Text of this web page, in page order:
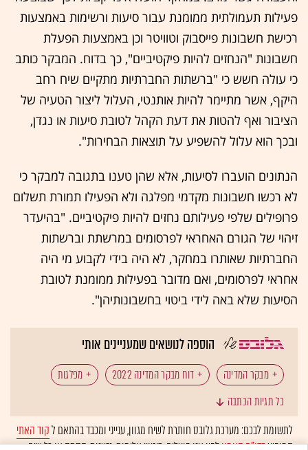
פעילות תעמולתית ממומנת עבור סיעות ורשימות באמצעות
רכישת חשבונות פייסבוק וטוויטר וכן באמצעות הפעלת
חשבונות "הנחזים להיות פיקטיביים", כך בדוח. המבקר כותב
כי עולה חשש כי "ברשתות החברתיות מתקיים שיח רחב
היקף, אשר מתיימר להיות אותנטי, העלול ליצור הטעיה של
הציבור ואף להטות את דעת הקהל לטובת סיעות או נגדן,
ובכך הוא עלול להשפיע על תוצאות הבחירות".
הנתונים הועברו לסיעות, אלא שהן טענו בתגובה למבקר כי
לא רכשו חשבונות מקדמי מפלגה ולא הפעילו תמורת תשלום
פרופילים שלפי פעילותם נחזים להיות פיקטיביים. "בהיעדר
זיהוי של הגורם האחראי לפרסומים במרשתת וברשתות
החברתיות שאותרו במחקר, לא היה בידי לקבוע מי היה
אחראי לפרסומים, ואם מדובר בפעילות ממומנת לטובת
הסיעות שלא באה לידי ביטוי בחשבונותיהן".
הוספה לנושאים שמעניינים אותי
מבקר המדינה דוח מבקר המדינה 2022 מפלגות
כל תגיות הכתבה
לתשומת לבכם: מערכת גלובס חותרת לשיח מגוון, ענייני ומכבד בהתאם לקוד האתי